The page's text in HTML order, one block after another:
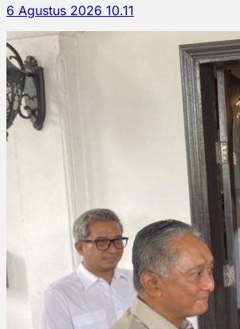
6 Agustus 2026 10.11